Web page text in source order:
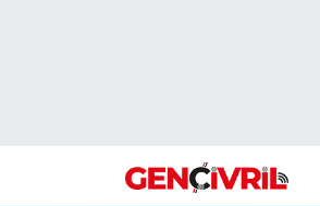
Süper Lig Puan Durumu ve Fikstür